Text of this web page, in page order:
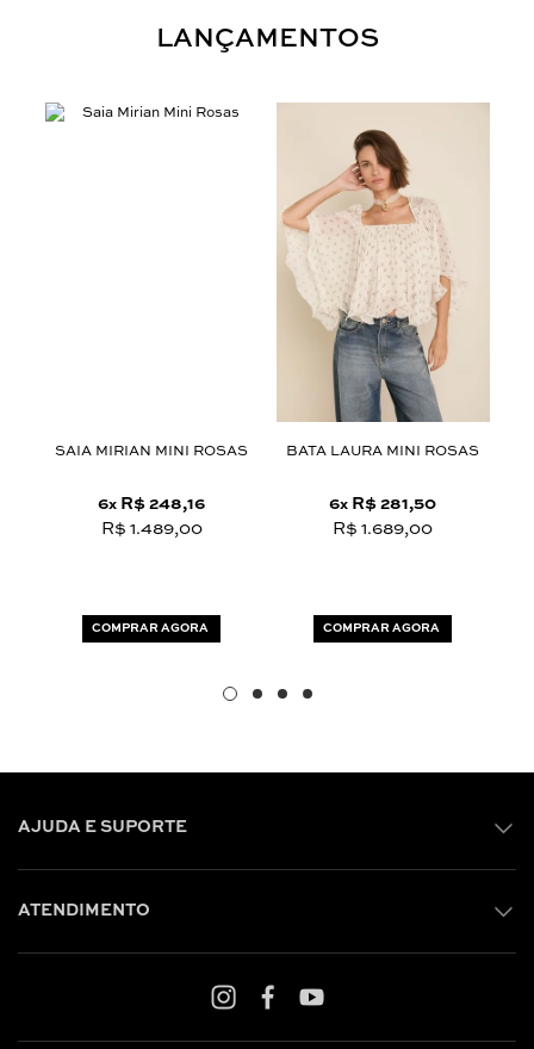
LANÇAMENTOS
SAIA MIRIAN MINI ROSAS
6x R$ 248,16
R$ 1.489,00
COMPRAR AGORA
BATA LAURA MINI ROSAS
6x R$ 281,50
R$ 1.689,00
COMPRAR AGORA
AJUDA E SUPORTE
ATENDIMENTO
Whatsapp: (31) 97219-6604